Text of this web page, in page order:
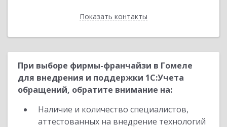
Показать контакты
Назад
При выборе фирмы-франчайзи в Гомеле
для внедрения и поддержки 1С:Учета
обращений, обратите внимание на:
Наличие и количество специалистов,
аттестованных на внедрение технологий